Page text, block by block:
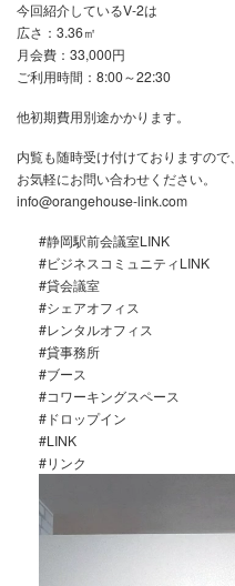
今回紹介しているV-2は
広さ：3.36㎡
月会費：33,000円
ご利用時間：8:00～22:30
他初期費用別途かかります。
内覧も随時受け付けておりますので、
お気軽にお問い合わせください。
info@orangehouse-link.com
#静岡駅前会議室LINK
#ビジネスコミュニティLINK
#貸会議室
#シェアオフィス
#レンタルオフィス
#貸事務所
#ブース
#コワーキングスペース
#ドロップイン
#LINK
#リンク
画
プ